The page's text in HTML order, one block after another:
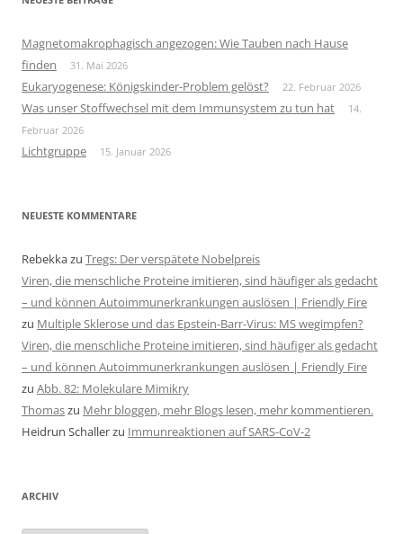
Magnetomakrophagisch angezogen: Wie Tauben nach Hause
finden
31. Mai 2026
Eukaryogenese: Königskinder-Problem gelöst? 22. Februar 2026
Was unser Stoffwechsel mit dem Immunsystem zu tun hat
14.
Februar 2026
Lichtgruppe 15. Januar 2026
NEUESTE KOMMENTARE
Rebekkazu Tregs: Der verspätete Nobelpreis
Viren, die menschliche Proteine imitieren, sind häufiger als gedacht
– und können Autoimmunerkrankungen auslösen | Friendly Fire
zu Multiple Sklerose und das Epstein-Barr-Virus: MS wegimpfen?
Viren, die menschliche Proteine imitieren, sind häufiger als gedacht
– und können Autoimmunerkrankungen auslösen | Friendly Fire
zu Abb. 82: Molekulare Mimikry
Thomaszu Mehr bloggen, mehr Blogs lesen, mehr kommentieren.
Heidrun Schallerzu Immunreaktionen auf SARS-CoV-2
ARCHIV